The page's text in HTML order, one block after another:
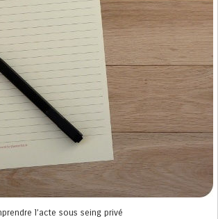
l’acte sous seing privé